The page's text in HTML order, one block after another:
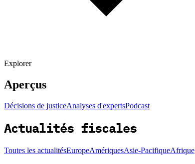
Explorer
Aperçus
Décisions de justiceAnalyses d'expertsPodcast
Actualités fiscales
Toutes les actualitésEuropeAmériquesAsie-PacifiqueAfrique